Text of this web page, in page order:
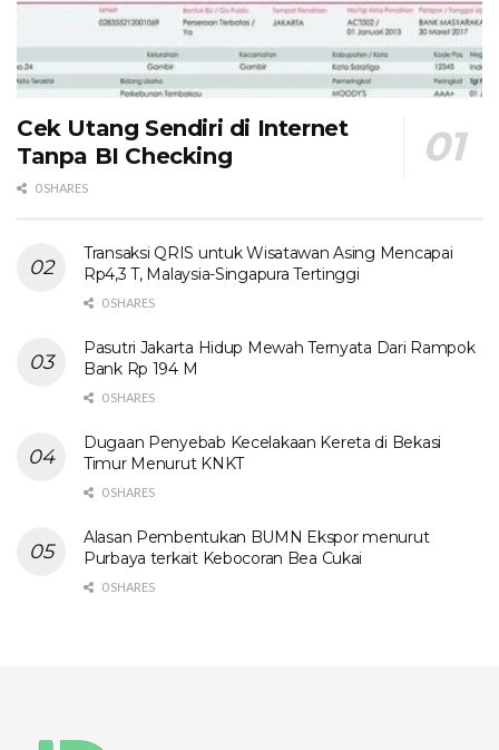
Cek Utang Sendiri di Internet
Tanpa BI Checking
0 SHARES
Transaksi QRIS untuk Wisatawan Asing Mencapai
Rp4,3 T, Malaysia-Singapura Tertinggi
0 SHARES
Pasutri Jakarta Hidup Mewah Ternyata Dari Rampok
Bank Rp 194 M
0 SHARES
Dugaan Penyebab Kecelakaan Kereta di Bekasi
Timur Menurut KNKT
0 SHARES
Alasan Pembentukan BUMN Ekspor menurut
Purbaya terkait Kebocoran Bea Cukai
0 SHARES